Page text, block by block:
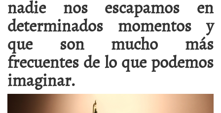
nadie nos escapamos en
determinados momentos y
que son mucho más
frecuentes de lo que podemos
imaginar.